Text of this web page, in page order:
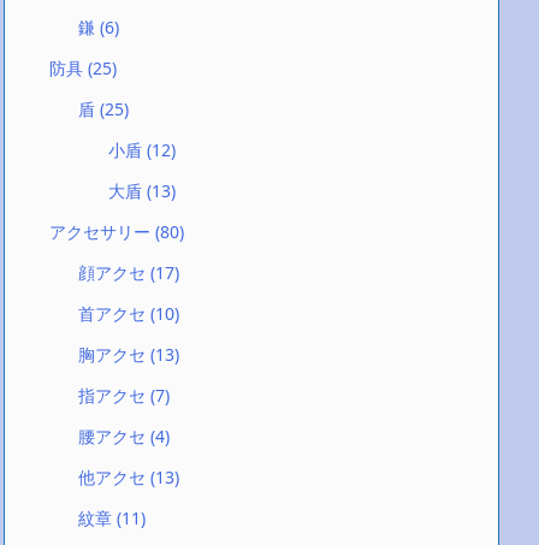
鎌(6)
防具 (25)
盾(25)
小盾 (12)
大盾 (13)
アクセサリー (80)
顔アクセ(17)
首アクセ(10)
胸アクセ(13)
指アクセ(7)
腰アクセ(4)
他アクセ(13)
紋章(11)